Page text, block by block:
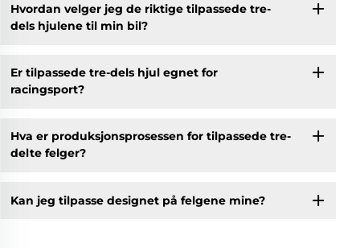
Hvordan velger jeg de riktige tilpassede tre-
dels hjulene til min bil?
Er tilpassede tre-dels hjul egnet for
racingsport?
Hva er produksjonsprosessen for tilpassede tre-
delte felger?
Kan jeg tilpasse designet på felgene mine?